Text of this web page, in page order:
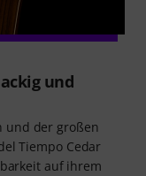
und
und der großen
Tiempo Cedar
auf ihrem